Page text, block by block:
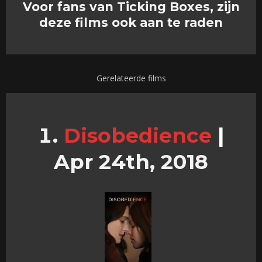
Voor fans van Ticking Boxes, zijn
deze films ook aan te raden
Gerelateerde films
Disobedience |
Apr 24th, 2018